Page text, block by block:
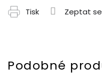
Tisk Zeptat se